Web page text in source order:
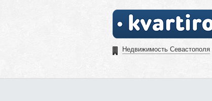
Недвижимость Севастополя